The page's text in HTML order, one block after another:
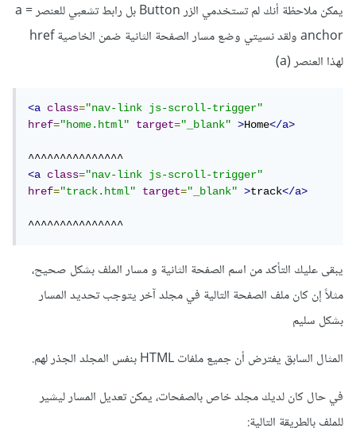
يمكن ملاحظة أنك لم تستخدمي الزر Button بل رابط تشعبي للعنصر a =
anchor ولقد نسيتي وضع مسار الصفحة الثانية ضمن الخاصية href
لهذا العنصر (a)
<a class="nav-link js-scroll-trigger"
href="home.html" target="_blank" >Home</a>
<a
class="nav-link js-scroll-trigger"
href="track.html" target="_blank" >track</a>
^^^^^^^^^^^^^^^
يبقى عليك التأكد من اسم الصفحة الثانية و مسار الملف بشكل صحيح،
مثلاً إن كان ملف الصفحة التالية في مجلد آخر يتوجب تحديد المسار
بشكل سليم
المثال السابق يفترض أن جميع ملفات HTML بنفس المجلد الجذر لهم.
في حال كان لديك مجلد خاص بالصفحات، يمكن تعديل المسار ليشير
للملف بالطريقة التالية: